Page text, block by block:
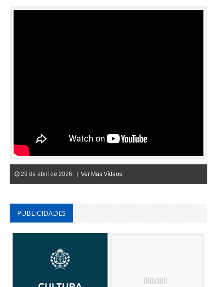
29 de abril de 2026 | Ver Mas Vídeos
PUBLICIDADES